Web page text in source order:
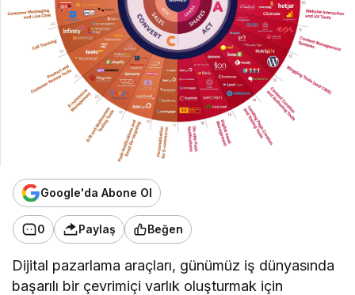
Google'da Abone Ol
0 Paylaş Beğen
Dijital pazarlama araçları, günümüz iş dünyasında
başarılı bir çevrimiçi varlık oluşturmak için